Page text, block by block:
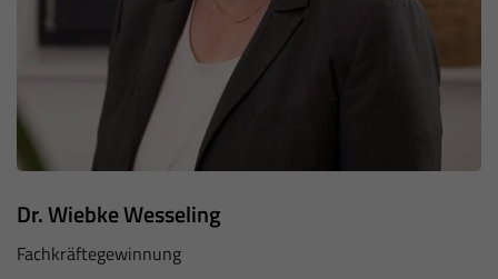
Dr. Wiebke Wesseling
Fachkräftegewinnung